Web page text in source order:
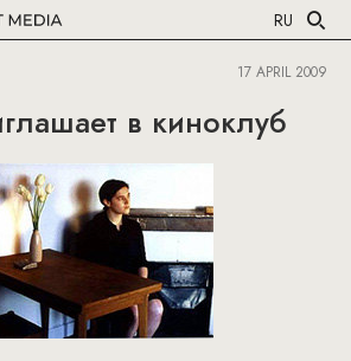
RU
17 APRIL 2009
в киноклуб